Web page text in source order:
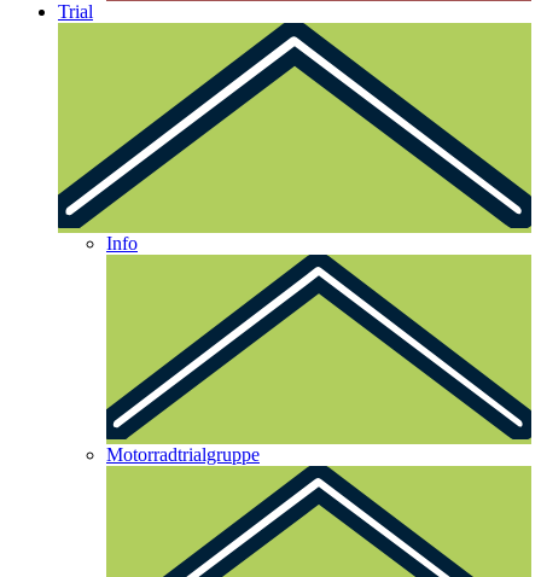
Trial
Info
Motorradtrialgruppe